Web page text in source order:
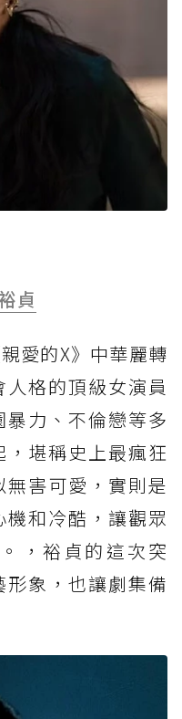
貞
愛的X》中華麗轉
格的頂級女演員
力、不倫戀等多
堪稱史上最瘋狂
害可愛，實則是
和冷酷，讓觀眾
，裕貞的這次突
象，也讓劇集備